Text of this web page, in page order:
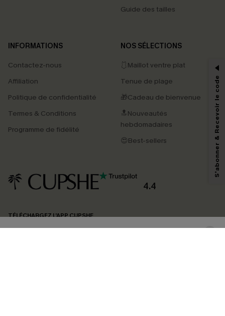
Guide des tailles
INFORMATIONS
Contactez-nous
Affiliation
Politique de confidentialité
Termes & Conditions
Programme de fidélité
NOS SÉLECTIONS
🩱Maillot ventre plat
Tenue de plage
🎁Cadeau de bienvenue
🔝Nouveautés
hebdomadaires
😍Best-sellers
4.4
TÉLÉCHARGEZ L’APP CUPSHE
PROFITEZ DE -15%
-15% dès 2 Achetés par E-mail
*Un code par commande, valable une seule fois.
En soumettant votre adresse e-mail, vous acceptez de recevoir des e-mails
marketing (y compris du contenu généré par l'IA) de Cupshe et
reconnaissez avoir pris connaissance de nos
pouvons utiliser les données collectées sur notre site ainsi que des
produits susceptibles de vous intéresser, conformément à notre
Politique de
confidentialité
. Vous pouvez vous désabonner à tout moment.
S'abonner & Recevoir le code